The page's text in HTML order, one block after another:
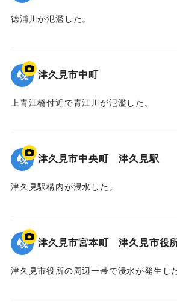
徳浦川が氾濫した。
｜固有コード:01204093
津久見市中町
上青江橋付近で青江川が氾濫した。
｜固有コード:01204092
津久見市中央町 津久見駅
津久見駅構内が浸水した。
｜固有コード:01204091
津久見市宮本町 津久見市役
津久見市役所の周辺一帯で浸水が発生し
｜固有コード:01204090